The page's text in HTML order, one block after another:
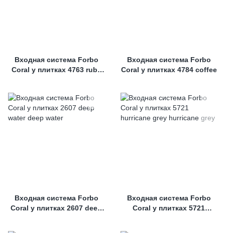
Входная система Forbo
Coral у плитках 4763 ruby
Входная система Forbo
Coral у плитках 4784 coffee
Входная система Forbo
Coral у плитках 2607 deep
Входная система Forbo
Coral у плитках 5721